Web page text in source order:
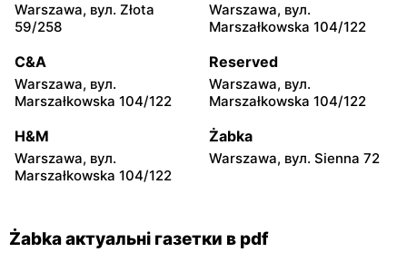
Żabka
Grzybowska 4
Żabka
41/43
Żabka Żabka
Żabka
Warszawa, вул. Prosta 2/14
Żabka
Warszawa, вул. Złota
59/258
Warszawa, вул.
Marszałkowska 104/122
C&A
Warszawa, вул.
Marszałkowska 104/122
Reserved
Warszawa, вул.
Marszałkowska 104/122
H&M
Warszawa, вул.
Marszałkowska 104/122
Żabka
Warszawa, вул. Sienna 72
Żabka актуальні газетки в pdf